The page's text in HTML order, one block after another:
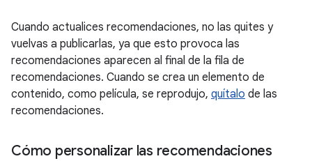
Cuando actualices recomendaciones, no las quites y
vuelvas a publicarlas, ya que esto provoca las
recomendaciones aparecen al final de la fila de
recomendaciones. Cuando se crea un elemento de
contenido, como película, se reprodujo, quítalo de las
recomendaciones.
Cómo personalizar las recomendaciones